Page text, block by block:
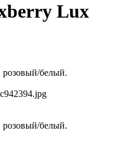
Lux
розовый/белый.
розовый/белый.